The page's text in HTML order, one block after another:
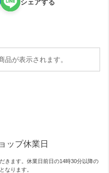
シェアする
品が表示されます。
ップ休業日
きます。休業日前日の14時30分以降の
なります。